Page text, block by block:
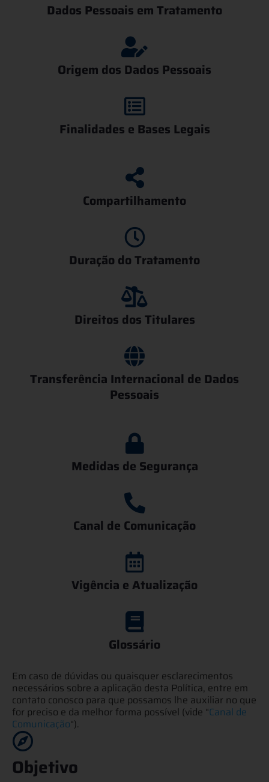
Dados Pessoais em Tratamento​
Origem dos Dados Pessoais
Finalidades e Bases Legais​
Compartilhamento​
Duração do Tratamento
Direitos dos Titulares
Transferência Internacional de Dados
Pessoais
Medidas de Segurança
Canal de Comunicação
Vigência e Atualização
Glossário
Em caso de dúvidas ou quaisquer esclarecimentos
necessários sobre a aplicação desta Política, entre em
contato conosco para que possamos lhe auxiliar no que
for preciso e da melhor forma possível (vide “Canal de
Comunicação“).
Objetivo​